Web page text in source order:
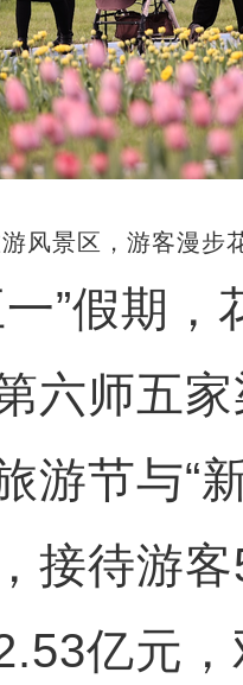
风景区，游客漫步
假期，
六师五
游节与“
接待游
亿元